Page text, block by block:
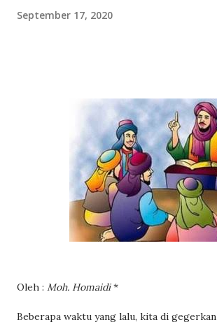
September 17, 2020
Oleh : Moh. Homaidi*
Beberapa waktu yang lalu, kita di